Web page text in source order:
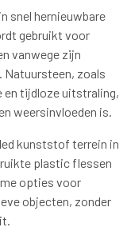
snel hernieuwbare
gebruikt voor
vanwege zijn
Natuursteen, zoals
en tijdloze uitstraling,
weersinvloeden is.
kunststof terrein in
plastic flessen
opties voor
objecten, zonder